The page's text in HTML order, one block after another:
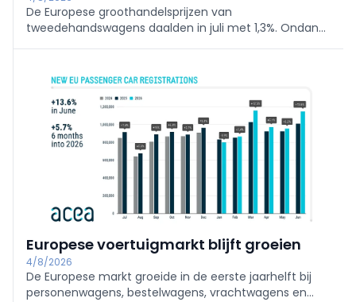
De Europese groothandelsprijzen van
tweedehandswagens daalden in juli met 1,3%. Ondanks
Group Prijsindex.
Europese voertuigmarkt blijft groeien
4/8/2026
De Europese markt groeide in de eerste jaarhelft bij
personenwagens, bestelwagens, vrachtwagens en